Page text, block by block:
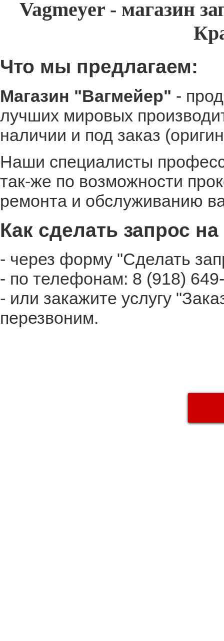
Vagmeyer - магазин
Что мы предлагаем:
Магазин "Вагмейер" -
лучших мировых
наличии и под заказ
Наши специалисты
так-же по возможности
ремонта и обслуживанию
Как сделать запрос на
- через форму "Сделать
- по телефонам: 8 (918)
- или закажите услугу
перезвоним.